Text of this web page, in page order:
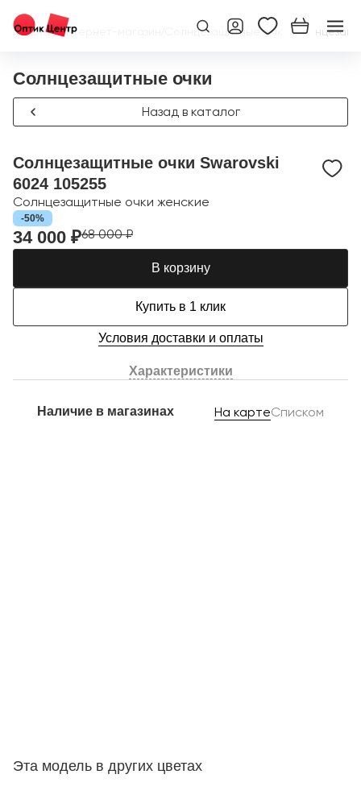
Главная/Интернет-магазин Солнцезащитные очки /
Солнцезащитные очки
Назад в каталог
Солнцезащитные очки Swarovski
6024 105255
Солнцезащитные очки женские
-50%
34 000 ₽68 000 ₽
В корзину
Купить в 1 клик
Условия доставки и оплаты
Характеристики
Наличие в магазинах На картеСписком
Эта модель в других цветах